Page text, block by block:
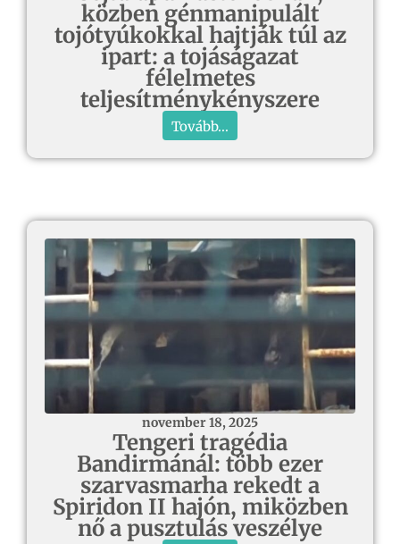
közben génmanipulált
tojótyúkokkal hajtják túl az
ipart: a tojáságazat
félelmetes
teljesítménykényszere
Tovább...
november 18, 2025
Tengeri tragédia
Bandirmánál: több ezer
szarvasmarha rekedt a
Spiridon II hajón, miközben
nő a pusztulás veszélye